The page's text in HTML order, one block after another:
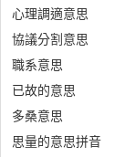
心理調適意思
協議分割意思
職系意思
已故的意思
多桑意思
思量的意思拼音